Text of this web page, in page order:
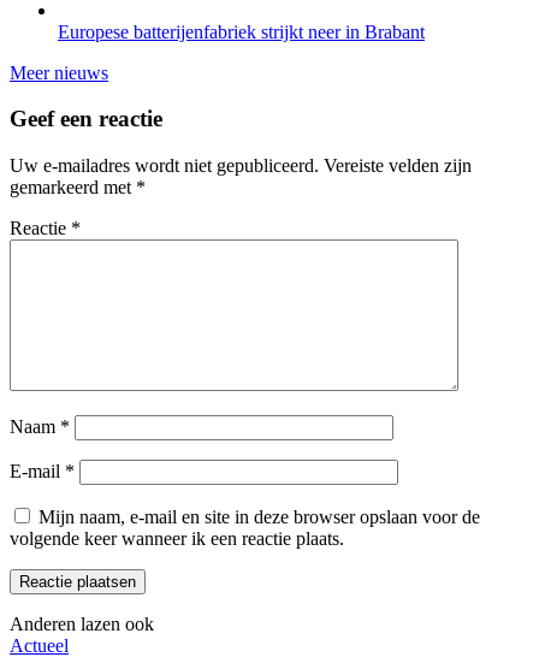
Europese batterijenfabriek strijkt neer in Brabant
Meer nieuws
Geef een reactie
Uw e-mailadres wordt niet gepubliceerd. Vereiste velden zijn
gemarkeerd met *
Reactie *
Naam *
E-mail *
Mijn naam, e-mail en site in deze browser opslaan voor de
volgende keer wanneer ik een reactie plaats.
Anderen lazen ook
Actueel